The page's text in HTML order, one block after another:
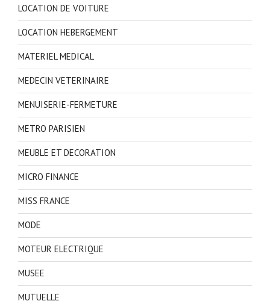
LOCATION DE VOITURE
LOCATION HEBERGEMENT
MATERIEL MEDICAL
MEDECIN VETERINAIRE
MENUISERIE-FERMETURE
METRO PARISIEN
MEUBLE ET DECORATION
MICRO FINANCE
MISS FRANCE
MODE
MOTEUR ELECTRIQUE
MUSEE
MUTUELLE